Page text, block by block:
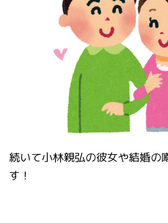
続いて小林親弘の彼女や結婚の
す！